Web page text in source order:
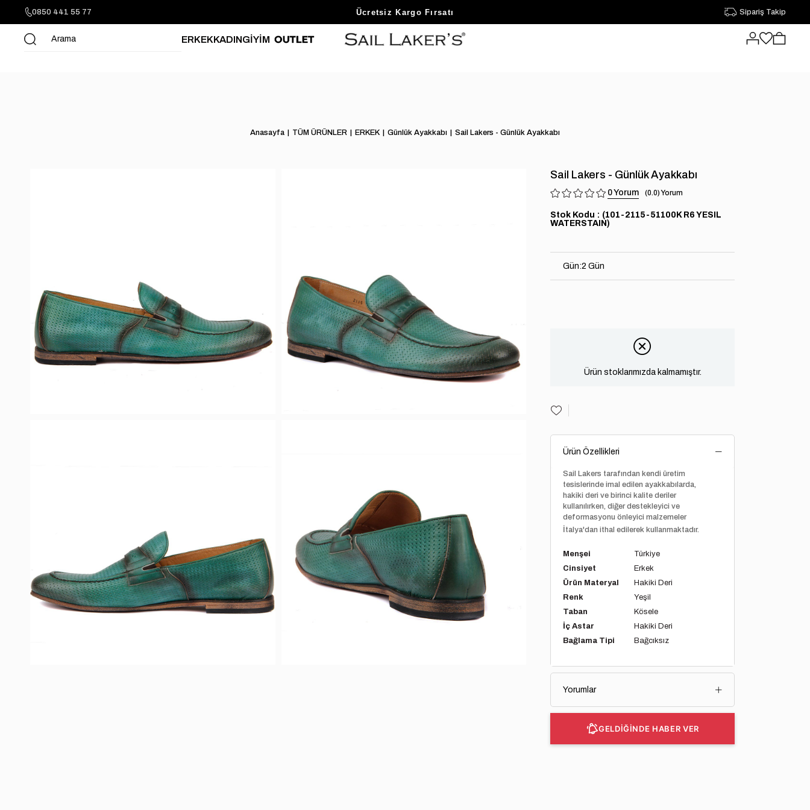
0850 441 55 77 Sezon Sonu Fırsatlarını Keşfet
Ücretsiz Kargo Fırsatı Sipariş Takip
ERKEKKADINGİYİM
Anasayfa TÜM ÜRÜNLER ERKEK Günlük Ayakkabı Sail Lakers - Günlük Ayakkabı
Sail Lakers - Günlük Ayakkabı
0 0.0
Stok Kodu
(101-2115-51100K R6 YESIL
WATERSTAIN)
Gün:2 Gün
Ürün stoklarımızda kalmamıştır.
Ürün Özellikleri
Sail Lakers tarafından kendi üretim
tesislerinde imal edilen ayakkabılarda,
hakiki deri ve birinci kalite deriler
kullanılırken, diğer destekleyici ve
deformasyonu önleyici malzemeler
İtalya'dan ithal edilerek kullanmaktadır.
Menşei
Türkiye
Cinsiyet
Erkek
Ürün Materyal
Hakiki Deri
Renk
Yeşil
Taban
Kösele
İç Astar
Hakiki Deri
Bağlama Tipi
Bağcıksız
Yorumlar
GELDİĞİNDE HABER VER